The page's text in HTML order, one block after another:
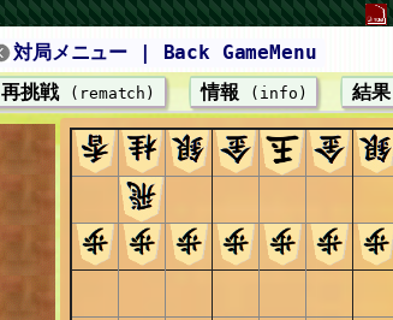
対局メニュー | Back GameMenu
再挑戦
(rematch) 情報 (info) 結果